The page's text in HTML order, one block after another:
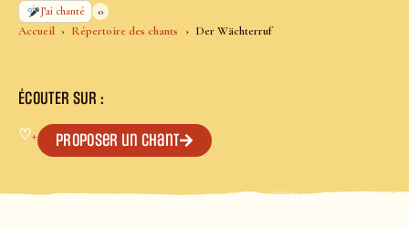
Accueil Répertoire des chants Der Wächterruf
J’ai chanté
0
ÉCOUTER SUR :
♡+ Proposer un chant